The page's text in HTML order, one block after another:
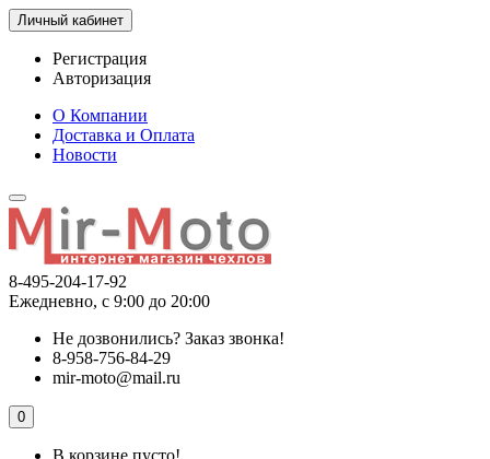
Личный кабинет
Регистрация
Авторизация
О Компании
Доставка и Оплата
Новости
8-495-204-17-92
Ежедневно, с 9:00 до 20:00
Не дозвонились? Заказ звонка!
8-958-756-84-29
mir-moto@mail.ru
0
В корзине пусто!